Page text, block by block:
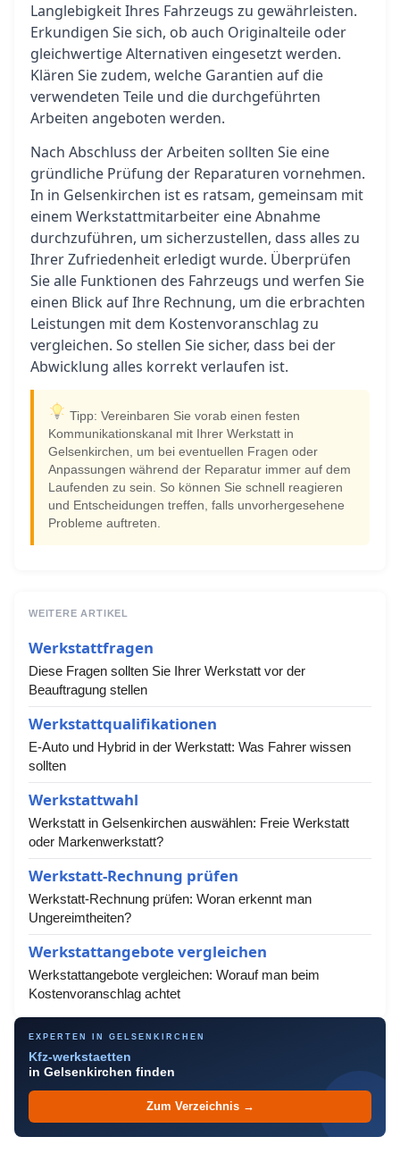
Langlebigkeit Ihres Fahrzeugs zu gewährleisten.
Erkundigen Sie sich, ob auch Originalteile oder
gleichwertige Alternativen eingesetzt werden.
Klären Sie zudem, welche Garantien auf die
verwendeten Teile und die durchgeführten
Arbeiten angeboten werden.
Nach Abschluss der Arbeiten sollten Sie eine
gründliche Prüfung der Reparaturen vornehmen.
In in Gelsenkirchen ist es ratsam, gemeinsam mit
einem Werkstattmitarbeiter eine Abnahme
durchzuführen, um sicherzustellen, dass alles zu
Ihrer Zufriedenheit erledigt wurde. Überprüfen
Sie alle Funktionen des Fahrzeugs und werfen Sie
einen Blick auf Ihre Rechnung, um die erbrachten
Leistungen mit dem Kostenvoranschlag zu
vergleichen. So stellen Sie sicher, dass bei der
Abwicklung alles korrekt verlaufen ist.
Tipp: Vereinbaren Sie vorab einen festen
Kommunikationskanal mit Ihrer Werkstatt in
Gelsenkirchen, um bei eventuellen Fragen oder
Anpassungen während der Reparatur immer auf dem
Laufenden zu sein. So können Sie schnell reagieren
und Entscheidungen treffen, falls unvorhergesehene
Probleme auftreten.
WEITERE ARTIKEL
Werkstattfragen
Diese Fragen sollten Sie Ihrer Werkstatt vor der
Beauftragung stellen
Werkstattqualifikationen
E-Auto und Hybrid in der Werkstatt: Was Fahrer wissen
sollten
Werkstattwahl
Werkstatt in Gelsenkirchen auswählen: Freie Werkstatt
oder Markenwerkstatt?
Werkstatt-Rechnung prüfen
Werkstatt-Rechnung prüfen: Woran erkennt man
Ungereimtheiten?
Werkstattangebote vergleichen
Werkstattangebote vergleichen: Worauf man beim
Kostenvoranschlag achtet
EXPERTEN IN GELSENKIRCHEN
Kfz-werkstaetten
in Gelsenkirchen finden
Zum Verzeichnis →